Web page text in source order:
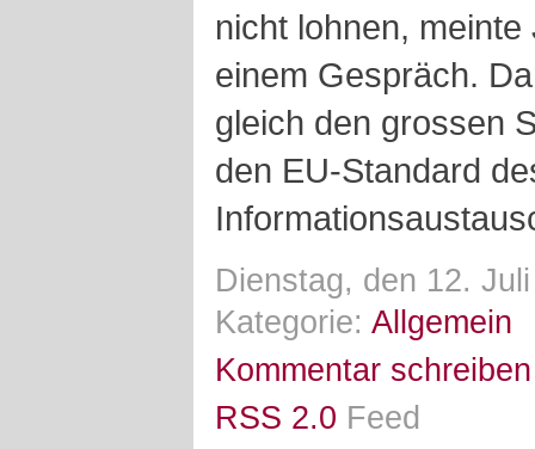
nicht lohnen,
einem Gespräch.
gleich den grossen
den EU-Standard
Dienstag, den 12.
Kategorie: Allgemein
Kommentar schreiben
RSS 2.0 Feed